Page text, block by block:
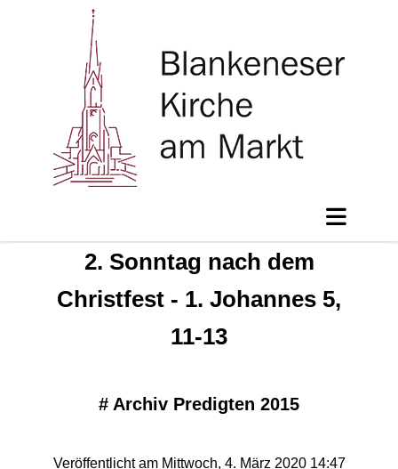
2. Sonntag nach dem
Christfest - 1. Johannes 5,
11-13
# Archiv Predigten 2015
Veröffentlicht am Mittwoch, 4. März 2020 14:47